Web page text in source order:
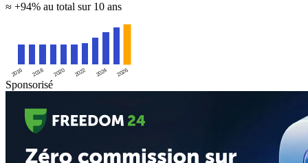
≈ +94% au total sur 10 ans
2016 2018 2020 2022 2024 2026
Sponsorisé